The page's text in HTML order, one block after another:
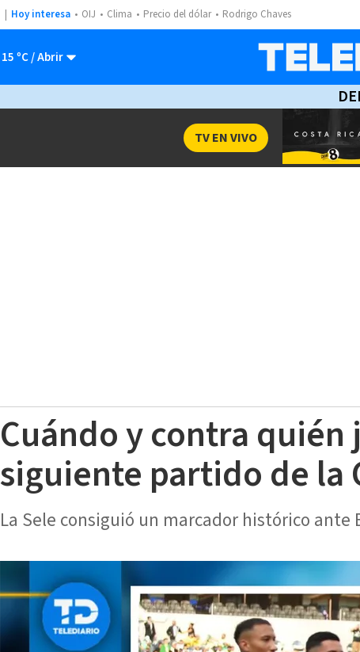
Hoy interesa OIJ Clima Precio del dólar Rodrigo Chaves
15 ºC
TV EN VIVO
Cuándo y contra quién
siguiente partido de la
La Sele consiguió un marcador histórico ante